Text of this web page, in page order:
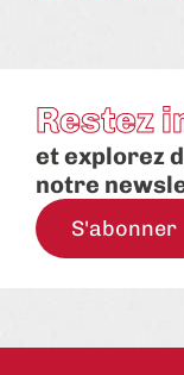
Restez
et explorez
notre
S'abonner